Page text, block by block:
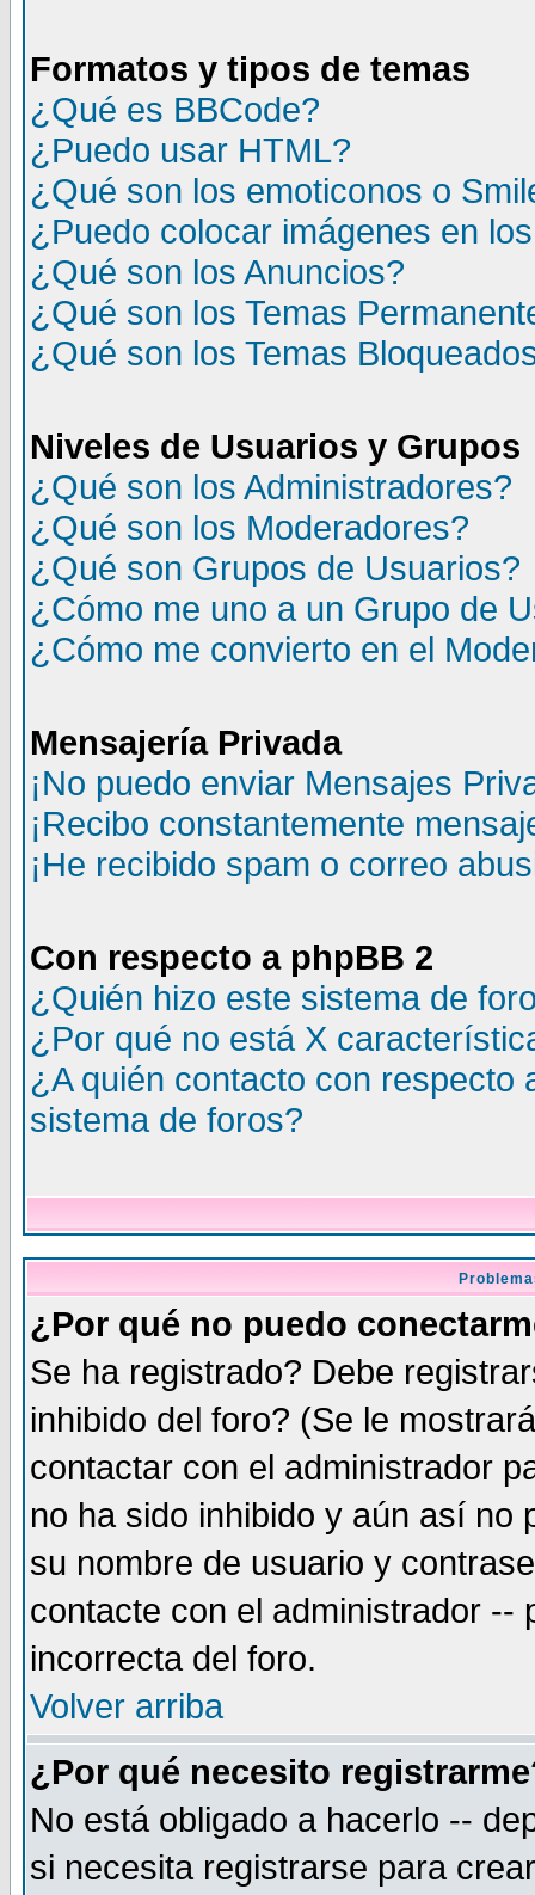
Formatos y tipos de temas
¿Qué es BBCode?
¿Puedo usar HTML?
¿Qué son los emoticonos o
¿Puedo colocar imágenes en
¿Qué son los Anuncios?
¿Qué son los Temas
¿Qué son los Temas
Niveles de Usuarios y Grupos
¿Qué son los Administradores?
¿Qué son los Moderadores?
¿Qué son Grupos de Usuarios?
¿Cómo me uno a un Grupo de
¿Cómo me convierto en el
Mensajería Privada
¡No puedo enviar Mensajes
¡Recibo constantemente
¡He recibido spam o correo
Con respecto a phpBB 2
¿Quién hizo este sistema de
¿Por qué no está X
¿A quién contacto con
sistema de foros?
¿Por qué no puedo
Se ha registrado? Debe
inhibido del foro? (Se le
contactar con el administrador
no ha sido inhibido y aún así
su nombre de usuario y
contacte con el administrador --
incorrecta del foro.
Volver arriba
¿Por qué necesito
No está obligado a hacerlo --
si necesita registrarse para